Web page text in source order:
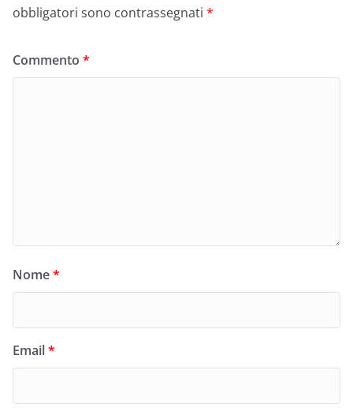
obbligatori sono contrassegnati *
Commento *
Nome*
Email*